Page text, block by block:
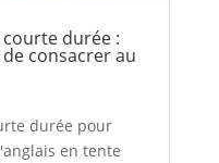
durée :
consacrer au
durée pour
en tente